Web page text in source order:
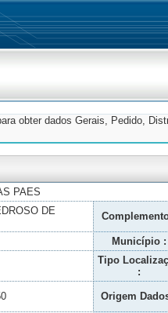
obter dados Gerais, Pedido,
PAES
DE
Município :
Tipo
:
Origem